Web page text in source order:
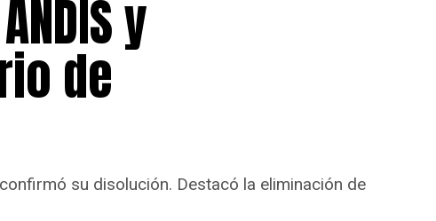
y
de
su disolución. Destacó la eliminación de